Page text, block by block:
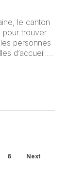
le canton
pour trouver
personnes
d’accueil.…
6 Next